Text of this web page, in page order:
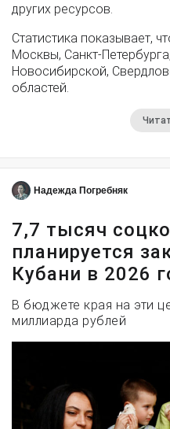
других ресурсов.
Статистика показывает,
Москвы, Санкт-
Новосибирской,
областей.
Надежда Погребняк
7,7 тысяч
планируется
Кубани в 2026
В бюджете края на эти
миллиарда рублей